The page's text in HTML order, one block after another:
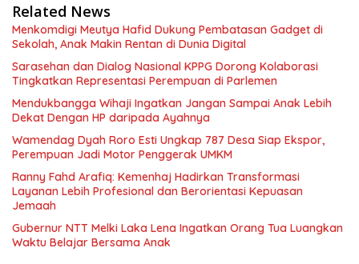
Related News
Menkomdigi Meutya Hafid Dukung Pembatasan Gadget di
Sekolah, Anak Makin Rentan di Dunia Digital
Sarasehan dan Dialog Nasional KPPG Dorong Kolaborasi
Tingkatkan Representasi Perempuan di Parlemen
Mendukbangga Wihaji Ingatkan Jangan Sampai Anak Lebih
Dekat Dengan HP daripada Ayahnya
Wamendag Dyah Roro Esti Ungkap 787 Desa Siap Ekspor,
Perempuan Jadi Motor Penggerak UMKM
Ranny Fahd Arafiq: Kemenhaj Hadirkan Transformasi
Layanan Lebih Profesional dan Berorientasi Kepuasan
Jemaah
Gubernur NTT Melki Laka Lena Ingatkan Orang Tua Luangkan
Waktu Belajar Bersama Anak